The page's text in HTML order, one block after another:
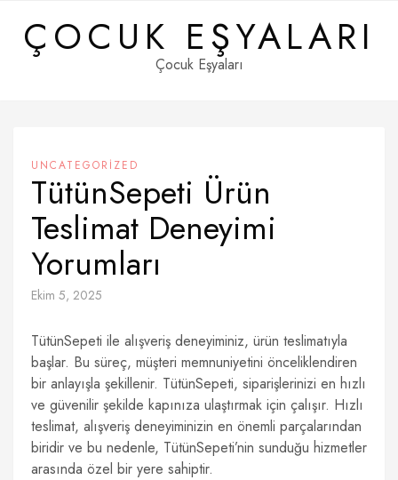
contentÇOCUK EŞYALARI
Çocuk Eşyaları
UNCATEGORIZED
TütünSepeti Ürün
Teslimat Deneyimi
Yorumları
Ekim 5, 2025
TütünSepeti ile alışveriş deneyiminiz, ürün teslimatıyla
başlar. Bu süreç, müşteri memnuniyetini önceliklendiren
bir anlayışla şekillenir. TütünSepeti, siparişlerinizi en hızlı
ve güvenilir şekilde kapınıza ulaştırmak için çalışır. Hızlı
teslimat, alışveriş deneyiminizin en önemli parçalarından
biridir ve bu nedenle, TütünSepeti’nin sunduğu hizmetler
arasında özel bir yere sahiptir.